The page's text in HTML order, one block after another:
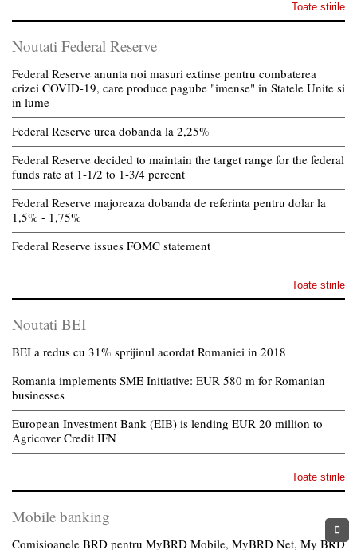
Toate stirile
Noutati Federal Reserve
Federal Reserve anunta noi masuri extinse pentru combaterea
crizei COVID-19, care produce pagube "imense" in Statele Unite si
in lume
Federal Reserve urca dobanda la 2,25%
Federal Reserve decided to maintain the target range for the federal
funds rate at 1-1/2 to 1-3/4 percent
Federal Reserve majoreaza dobanda de referinta pentru dolar la
1,5% - 1,75%
Federal Reserve issues FOMC statement
Toate stirile
Noutati BEI
BEI a redus cu 31% sprijinul acordat Romaniei in 2018
Romania implements SME Initiative: EUR 580 m for Romanian
businesses
European Investment Bank (EIB) is lending EUR 20 million to
Agricover Credit IFN
Toate stirile
Mobile banking
Comisioanele BRD pentru MyBRD Mobile, MyBRD Net, My BRD